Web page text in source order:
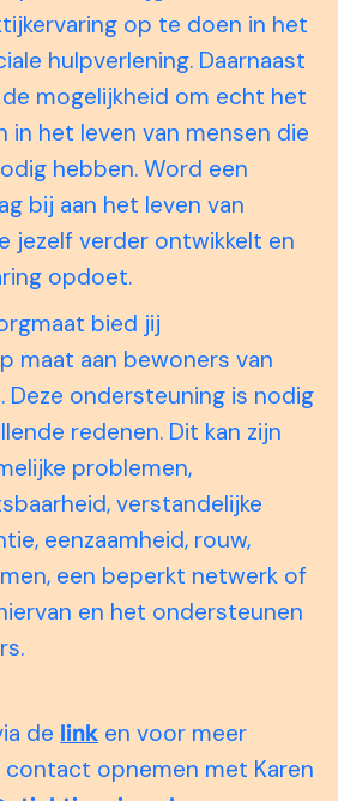
op te doen in het
hulpverlening. Daarnaast
mogelijkheid om echt het
in het leven van mensen die
hebben. Word een
bij aan het leven van
jezelf verder ontwikkelt en
opdoet.
bied jij
maat aan bewoners van
Deze ondersteuning is nodig
redenen. Dit kan zijn
problemen,
verstandelijke
eenzaamheid, rouw,
een beperkt netwerk of
en het ondersteunen
de link en voor meer
opnemen met Karen